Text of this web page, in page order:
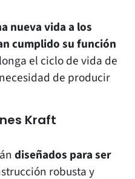
nueva vida a los
cumplido su función
el ciclo de vida de
de producir
Kraft
diseñados para ser
robusta y